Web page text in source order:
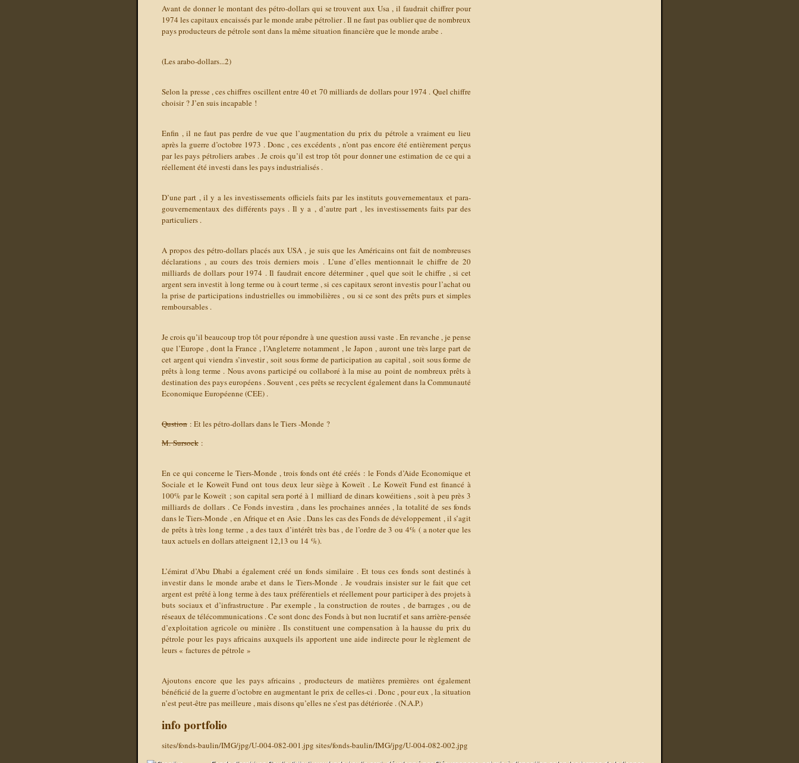
Avant de donner le montant des pétro-dollars qui se trouvent aux Usa , il faudrait chiffrer pour
1974 les capitaux encaissés par le monde arabe pétrolier . Il ne faut pas oublier que de nombreux
pays producteurs de pétrole sont dans la même situation financière que le monde arabe .
(Les arabo-dollars...2)
Selon la presse , ces chiffres oscillent entre 40 et 70 milliards de dollars pour 1974 . Quel chiffre
choisir ? J’en suis incapable !
Enfin , il ne faut pas perdre de vue que l’augmentation du prix du pétrole a vraiment eu lieu
après la guerre d’octobre 1973 . Donc , ces excédents , n’ont pas encore été entièrement perçus
par les pays pétroliers arabes . Je crois qu’il est trop tôt pour donner une estimation de ce qui a
réellement été investi dans les pays industrialisés .
D’une part , il y a les investissements officiels faits par les instituts gouvernementaux et para-
gouvernementaux des différents pays . Il y a , d’autre part , les investissements faits par des
particuliers .
A propos des pétro-dollars placés aux USA , je suis que les Américains ont fait de nombreuses
déclarations , au cours des trois derniers mois . L’une d’elles mentionnait le chiffre de 20
milliards de dollars pour 1974 . Il faudrait encore déterminer , quel que soit le chiffre , si cet
argent sera investit à long terme ou à court terme , si ces capitaux seront investis pour l’achat ou
la prise de participations industrielles ou immobilières , ou si ce sont des prêts purs et simples
remboursables .
Je crois qu’il beaucoup trop tôt pour répondre à une question aussi vaste . En revanche , je pense
que l’Europe , dont la France , l’Angleterre notamment , le Japon , auront une très large part de
cet argent qui viendra s’investir , soit sous forme de participation au capital , soit sous forme de
prêts à long terme . Nous avons participé ou collaboré à la mise au point de nombreux prêts à
destination des pays européens . Souvent , ces prêts se recyclent également dans la Communauté
Economique Européenne (CEE) .
Qustion : Et les pétro-dollars dans le Tiers -Monde ?
M. Sursock :
En ce qui concerne le Tiers-Monde , trois fonds ont été créés : le Fonds d’Aide Economique et
Sociale et le Koweït Fund ont tous deux leur siège à Koweït . Le Koweït Fund est financé à
100% par le Koweït ; son capital sera porté à 1 milliard de dinars kowéitiens , soit à peu près 3
milliards de dollars . Ce Fonds investira , dans les prochaines années , la totalité de ses fonds
dans le Tiers-Monde , en Afrique et en Asie . Dans les cas des Fonds de développement , il s’agit
de prêts à très long terme , a des taux d’intérêt très bas , de l’ordre de 3 ou 4% ( a noter que les
taux actuels en dollars atteignent 12,13 ou 14 %).
L’émirat d’Abu Dhabi a également créé un fonds similaire . Et tous ces fonds sont destinés à
investir dans le monde arabe et dans le Tiers-Monde . Je voudrais insister sur le fait que cet
argent est prêté à long terme à des taux préférentiels et réellement pour participer à des projets à
buts sociaux et d’infrastructure . Par exemple , la construction de routes , de barrages , ou de
réseaux de télécommunications . Ce sont donc des Fonds à but non lucratif et sans arrière-pensée
d’exploitation agricole ou minière . Ils constituent une compensation à la hausse du prix du
pétrole pour les pays africains auxquels ils apportent une aide indirecte pour le règlement de
leurs « factures de pétrole »
Ajoutons encore que les pays africains , producteurs de matières premières ont également
bénéficié de la guerre d’octobre en augmentant le prix de celles-ci . Donc , pour eux , la situation
n’est peut-être pas meilleure , mais disons qu’elles ne s’est pas détériorée . (N.A.P.)
info portfolio
sites/fonds-baulin/IMG/jpg/U-004-082-001.jpg sites/fonds-baulin/IMG/jpg/U-004-082-002.jpg